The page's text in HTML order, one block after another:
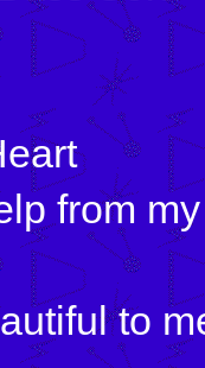
from
to